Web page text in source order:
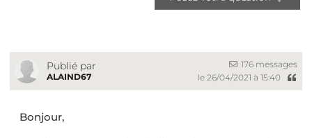
Publié par
ALAIND67
176 messages
le 26/04/2021 à 15:40
Bonjour,